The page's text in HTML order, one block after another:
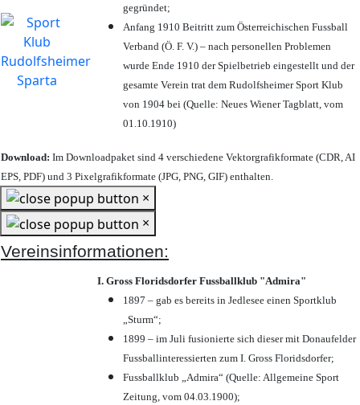
gegründet;
Anfang 1910 Beitritt zum Österreichischen Fussball
Verband (Ö. F. V.) – nach personellen Problemen
wurde Ende 1910 der Spielbetrieb eingestellt und der
gesamte Verein trat dem Rudolfsheimer Sport Klub
von 1904 bei (Quelle: Neues Wiener Tagblatt, vom
01.10.1910)
Download: Im Downloadpaket sind 4 verschiedene Vektorgrafikformate (CDR, AI
EPS, PDF) und 3 Pixelgrafikformate (JPG, PNG, GIF) enthalten.
×
×
Vereinsinformationen:
I. Gross Floridsdorfer Fussballklub "Admira"
1897 – gab es bereits in Jedlesee einen Sportklub
„Sturm“;
1899 – im Juli fusionierte sich dieser mit Donaufelder
Fussballinteressierten zum I. Gross Floridsdorfer;
Fussballklub „Admira“ (Quelle: Allgemeine Sport
Zeitung, vom 04.03.1900);